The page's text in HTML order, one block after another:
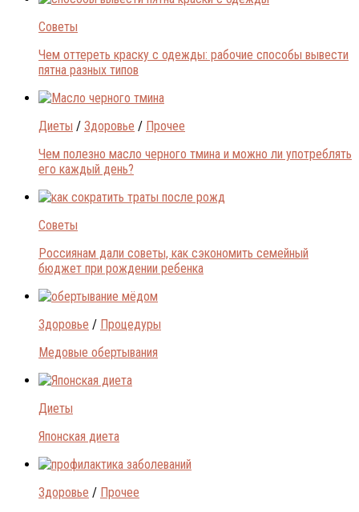
Советы
Чем оттереть краску с одежды: рабочие способы вывести
пятна разных типов
Диеты / Здоровье / Прочее
Чем полезно масло черного тмина и можно ли употреблять
его каждый день?
Советы
Россиянам дали советы, как сэкономить семейный
бюджет при рождении ребенка
Здоровье / Процедуры
Медовые обертывания
Диеты
Японская диета
Здоровье / Прочее